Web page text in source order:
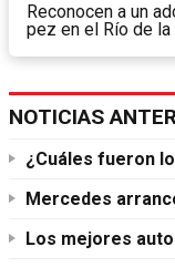
Reconocen a un
pez en el Río de la
NOTICIAS
¿Cuáles fueron
Mercedes
Los mejores